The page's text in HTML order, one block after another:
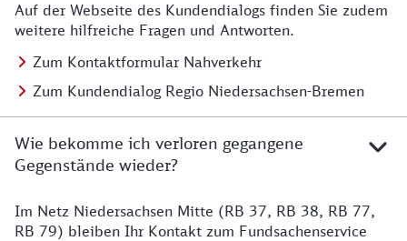
Auf der Webseite des Kundendialogs finden Sie zudem
weitere hilfreiche Fragen und Antworten.
Zum Kontaktformular Nahverkehr
Zum Kundendialog Regio Niedersachsen-Bremen
Wie bekomme ich verloren gegangene
Gegenstände wieder?
Details zu Kontakt
Im Netz Niedersachsen Mitte (RB 37, RB 38, RB 77,
RB 79) bleiben Ihr Kontakt zum Fundsachenservice